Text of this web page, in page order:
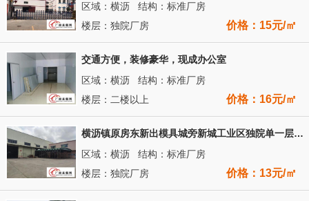
区域：横沥 结构：标准厂房
楼层：独院厂房
价格：15元/㎡
交通方便，装修豪华，现成办公室
区域：横沥 结构：标准厂房
楼层：二楼以上
价格：16元/㎡
横沥镇原房东新出模具城旁新城工业区独院单一层钢结构1500平
区域：横沥 结构：标准厂房
楼层：独院厂房
价格：13元/㎡